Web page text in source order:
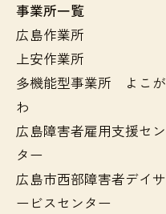
事業所一覧
広島作業所
上安作業所
多機能型事業所 よこが
わ
広島障害者雇用支援セン
ター
広島市西部障害者デイサ
ービスセンター